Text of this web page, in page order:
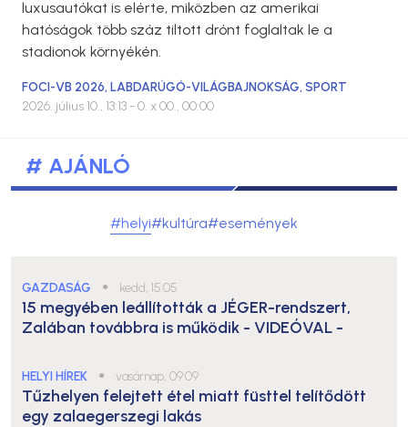
luxusautókat is elérte, miközben az amerikai
hatóságok több száz tiltott drónt foglaltak le a
stadionok környékén.
FOCI-VB 2026,LABDARÚGÓ-VILÁGBAJNOKSÁG,SPORT
2026. július 10., 13:13 - 0. x 00., 00:00
# AJÁNLÓ
#helyi#kultúra#események
GAZDASÁG ● kedd, 15:05
15 megyében leállították a JÉGER-rendszert,
Zalában továbbra is működik - VIDEÓVAL -
HELYI HÍREK ● vasárnap, 09:09
Tűzhelyen felejtett étel miatt füsttel telítődött
egy zalaegerszegi lakás